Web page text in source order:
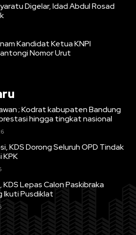
Digelar, Idad Abdul Rosad
Kandidat Ketua KNPI
Nomor Urut
; Kodrat kabupaten Bandung
hingga tingkat nasional
KDS Dorong Seluruh OPD Tindak
KPK
KDS Lepas Calon Paskibraka
Ikuti Pusdiklat